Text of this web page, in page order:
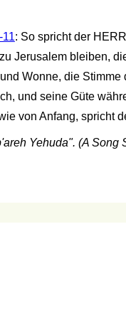
: So spricht der
Jerusalem bleiben,
Wonne, die
und seine Güte
von Anfang, spricht
Yehuda". (A Song